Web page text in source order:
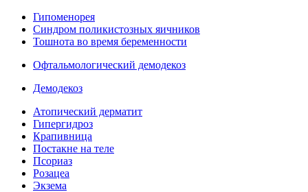
Гипоменорея
Синдром поликистозных яичников
Тошнота во время беременности
Офтальмологический демодекоз
Демодекоз
Атопический дерматит
Гипергидроз
Крапивница
Постакне на теле
Псориаз
Розацеа
Экзема